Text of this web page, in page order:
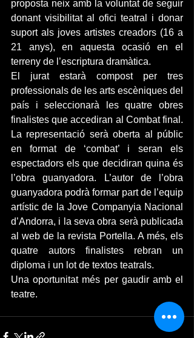
proposta neix amb la voluntat de seguir
donant visibilitat al ofici teatral i donar
suport als joves artistes creadors (16 a
21 anys), en aquesta ocasió en el
terreny de l’escriptura dramàtica.
El jurat estarà compost per tres
professionals de les arts escèniques del
país i seleccionarà les quatre obres
finalistes que accediran al Combat final.
La representació serà oberta al públic
en format de ‘combat’ i seran els
espectadors els que decidiran quina és
l’obra guanyadora. L’autor de l’obra
guanyadora podrà formar part de l’equip
artístic de la Jove Companyia Nacional
d’Andorra, i la seva obra serà publicada
al web de la revista Portella. A més, els
quatre autors finalistes rebran un
diploma i un lot de textos teatrals.
Una oportunitat més per gaudir amb el
teatre.​